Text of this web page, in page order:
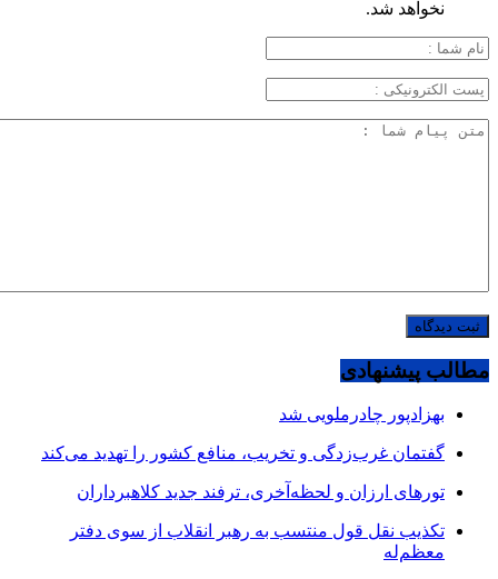
نخواهد شد.
مطالب پیشنهادی
بهزادپور چادرملویی شد
گفتمان غرب‌زدگی و تخریب، منافع کشور را تهدید می‌کند
تورهای ارزان و لحظه‌آخری، ترفند جدید کلاهبرداران
تکذیب نقل قول منتسب به رهبر انقلاب از سوی دفتر
معظم‌له